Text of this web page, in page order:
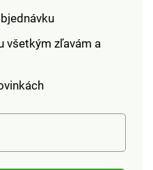
všetkým zľavám a